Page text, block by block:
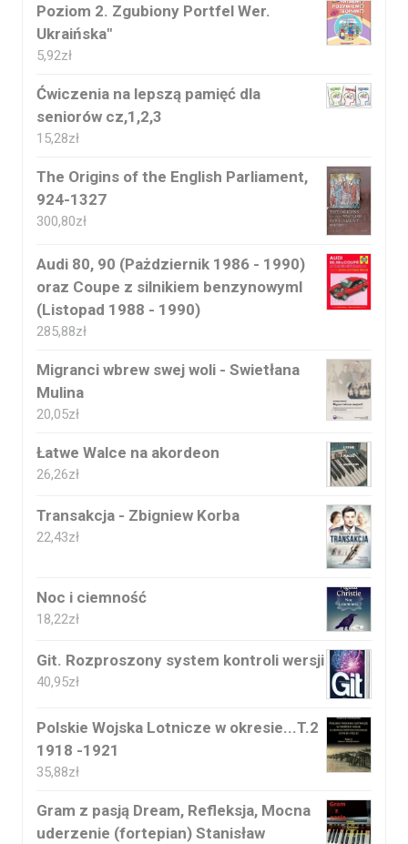
Poziom 2. Zgubiony Portfel Wer.
Ukraińska"
5,92zł
Ćwiczenia na lepszą pamięć dla
seniorów cz,1,2,3
15,28zł
The Origins of the English Parliament,
924-1327
300,80zł
Audi 80, 90 (Pażdziernik 1986 - 1990)
oraz Coupe z silnikiem benzynowyml
(Listopad 1988 - 1990)
285,88zł
Migranci wbrew swej woli - Swietłana
Mulina
20,05zł
Łatwe Walce na akordeon
26,26zł
Transakcja - Zbigniew Korba
22,43zł
Noc i ciemność
18,22zł
Git. Rozproszony system kontroli wersji
40,95zł
Polskie Wojska Lotnicze w okresie...T.2
1918 -1921
35,88zł
Gram z pasją Dream, Refleksja, Mocna
uderzenie (fortepian) Stanisław